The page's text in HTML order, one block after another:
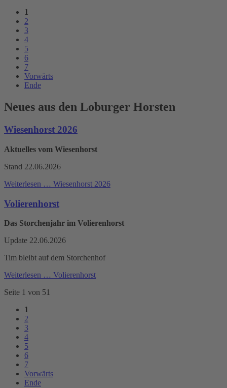
1
2
3
4
5
6
7
Vorwärts
Ende
Neues aus den Loburger Horsten
Wiesenhorst 2026
Aktuelles vom Wiesenhorst
Stand 22.06.2026
Weiterlesen … Wiesenhorst 2026
Volierenhorst
Das Storchenjahr im Volierenhorst
Update 22.06.2026
Tim bleibt auf dem Storchenhof
Weiterlesen … Volierenhorst
Seite 1 von 51
1
2
3
4
5
6
7
Vorwärts
Ende